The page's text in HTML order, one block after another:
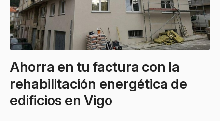
Ahorra en tu factura con la
rehabilitación energética de
edificios en Vigo